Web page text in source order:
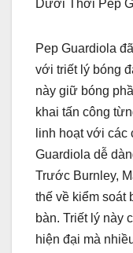
Dưới Thời Pep
Pep Guardiola
với triết lý bóng
này giữ bóng
khai tấn công
linh hoạt với các
Guardiola dễ
Trước Burnley,
thế về kiểm soát
bàn. Triết lý này
hiện đại mà